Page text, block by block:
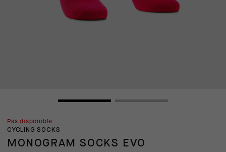
Pas disponible
CYCLING SOCKS
MONOGRAM SOCKS EVO